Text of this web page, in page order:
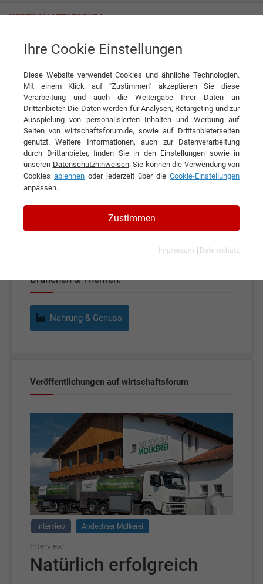
Andechser Molkerei Scheitz GmbH
KONTAKT
Andechser Molkerei Scheitz
GmbH
Branchen & Themen:
Nahrung & Genuss
Veröffentlichungen auf wirtschaftsforum
Interview Andechser Molkerei
Interview
Natürlich erfolgreich
Ihre Cookie Einstellungen
Diese Website verwendet Cookies und ähnliche Technologien.
Mit einem Klick auf "Zustimmen" akzeptieren Sie diese
Verarbeitung und auch die Weitergabe Ihrer Daten an
Drittanbieter. Die Daten werden für Analysen, Retargeting und zur
Ausspielung von personalisierten Inhalten und Werbung auf
Seiten von wirtschaftsforum.de, sowie auf Drittanbieterseiten
genutzt. Weitere Informationen, auch zur Datenverarbeitung
durch Drittanbieter, finden Sie in den Einstellungen sowie in
unseren Datenschutzhinweisen. Sie können die Verwendung von
Cookies ablehnen oder jederzeit über die Cookie-Einstellungen
anpassen.
Zustimmen
Impressum | Datenschutz